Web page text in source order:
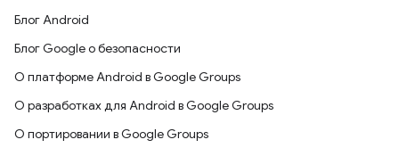
Блог Android
Блог Google о безопасности
О платформе Android в Google Groups
О разработках для Android в Google Groups
О портировании в Google Groups